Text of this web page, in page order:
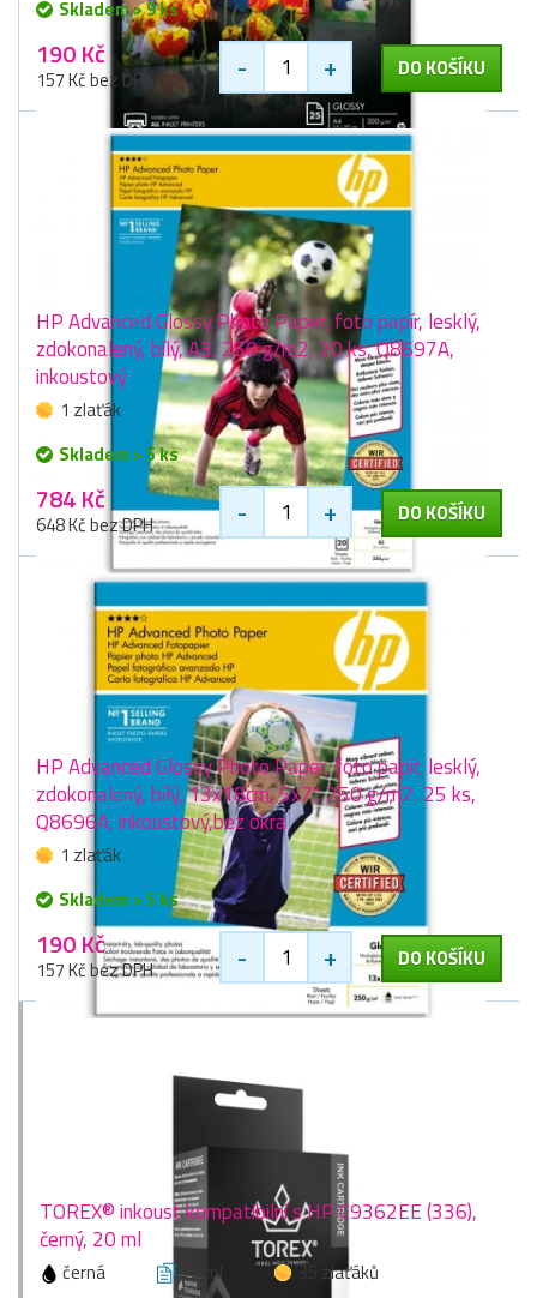
Skladem > 9 ks
190 Kč
157 Kč bez DPH - + DO KOŠÍKU
HP Advanced Glossy Photo Paper, foto papír, lesklý,
zdokonalený, bílý, A3, 250 g/m2, 20 ks, Q8697A,
inkoustový
1 zlaťák
Skladem > 5 ks
784 Kč
648 Kč bez DPH - + DO KOŠÍKU
HP Advanced Glossy Photo Paper, foto papír, lesklý,
zdokonalený, bílý, 13x18cm, 5x7", 250 g/m2, 25 ks,
Q8696A, inkoustový,bez okra
1 zlaťák
Skladem > 5 ks
190 Kč
157 Kč bez DPH - + DO KOŠÍKU
TOREX® inkoust kompatibilní s HP C9362EE (336),
černý, 20 ml
černá 20 ml 35 zlaťáků